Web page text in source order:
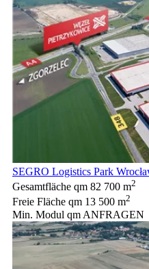
SEGRO Logistics Park
Gesamtfläche qm 82 700 m2
Freie Fläche qm 13 500 m2
Min. Modul qm ANFRAGEN